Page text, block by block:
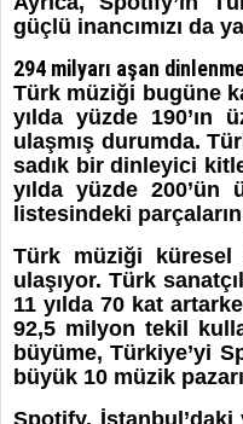
güçlü inancımızı da
294 milyarı aşan
Türk müziği bugüne
yılda yüzde 190’ın
ulaşmış durumda.
sadık bir dinleyici
yılda yüzde
listesindeki
Türk müziği
ulaşıyor. Türk
11 yılda 70 kat
92,5 milyon tekil
büyüme, Türkiye’yi
büyük 10 müzik
Spotify,